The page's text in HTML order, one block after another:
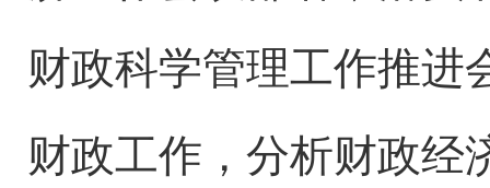
财政科学管理工作推进
财政工作，分析财政经